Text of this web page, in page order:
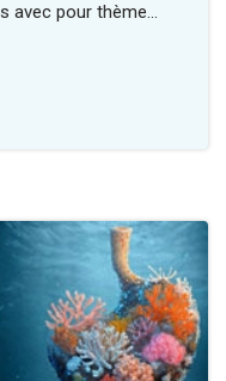
avec pour thème…